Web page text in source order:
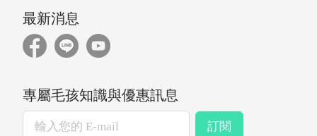
最新消息
專屬毛孩知識與優惠訊息
訂閱